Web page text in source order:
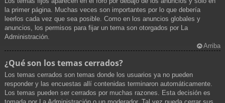
la primer página. Muchas veces son importantes por lo que debería
leerlos cada vez que sea posible. Como en los anuncios globales y
anuncios, los permisos para fijar un tema son otorgados por La
Administración.
Arriba
¿Qué son los temas cerrados?
Los temas cerrados son temas donde los usuarios ya no pueden
responder y las encuestas allí contenidas terminaron automáticamente.
Los temas pueden ser cerrados por muchas razones. Esta decisión es